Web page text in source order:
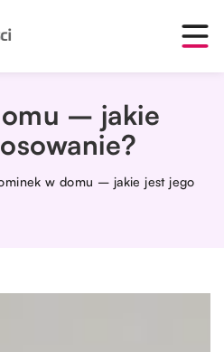
– jakie
w domu – jakie jest jego